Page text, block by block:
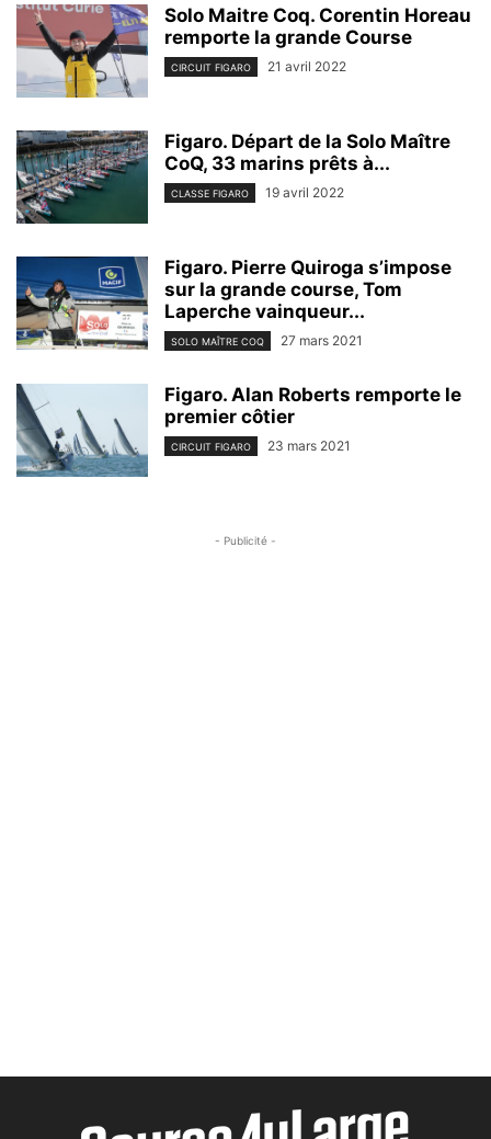
Solo Maitre Coq. Corentin Horeau
remporte la grande Course
CIRCUIT FIGARO 21 avril 2022
Figaro. Départ de la Solo Maître
CoQ, 33 marins prêts à...
CLASSE FIGARO 19 avril 2022
Figaro. Pierre Quiroga s’impose
sur la grande course, Tom
Laperche vainqueur...
SOLO MAÎTRE COQ 27 mars 2021
Figaro. Alan Roberts remporte le
premier côtier
CIRCUIT FIGARO 23 mars 2021
- Publicité -